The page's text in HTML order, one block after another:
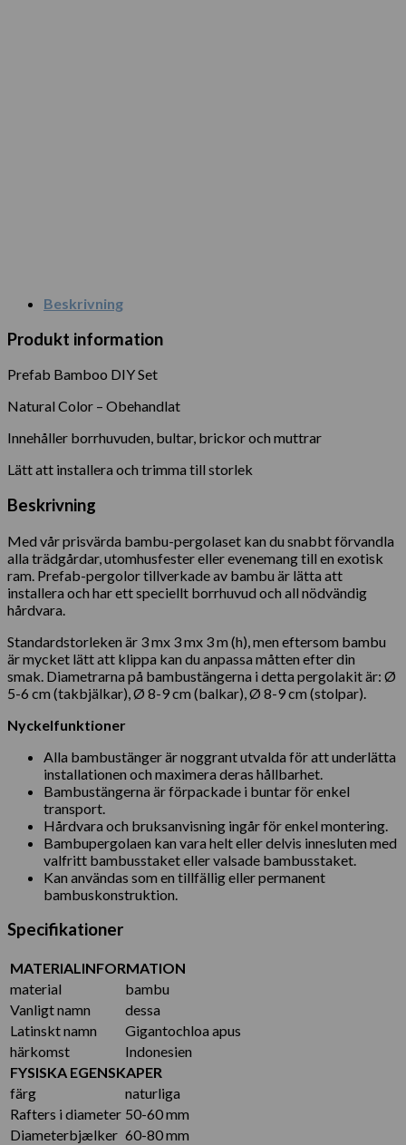
Beskrivning
Produkt information
Prefab Bamboo DIY Set
Natural Color – Obehandlat
Innehåller borrhuvuden, bultar, brickor och muttrar
Lätt att installera och trimma till storlek
Beskrivning
Med vår prisvärda bambu-pergolaset kan du snabbt förvandla
alla trädgårdar, utomhusfester eller evenemang till en exotisk
ram. Prefab-pergolor tillverkade av bambu är lätta att
installera och har ett speciellt borrhuvud och all nödvändig
hårdvara.
Standardstorleken är 3 mx 3 mx 3 m (h), men eftersom bambu
är mycket lätt att klippa kan du anpassa måtten efter din
smak. Diametrarna på bambustängerna i detta pergolakit är: Ø
5-6 cm (takbjälkar), Ø 8-9 cm (balkar), Ø 8-9 cm (stolpar).
Nyckelfunktioner
Alla bambustänger är noggrant utvalda för att underlätta
installationen och maximera deras hållbarhet.
Bambustängerna är förpackade i buntar för enkel
transport.
Hårdvara och bruksanvisning ingår för enkel montering.
Bambupergolaen kan vara helt eller delvis innesluten med
valfritt bambusstaket eller valsade bambusstaket.
Kan användas som en tillfällig eller permanent
bambuskonstruktion.
Specifikationer
MATERIALINFORMATION
material
bambu
Vanligt namn
dessa
Latinskt namn
Gigantochloa apus
härkomst
Indonesien
FYSISKA EGENSKAPER
färg
naturliga
Rafters i diameter 50-60 mm
Diameterbjælker 60-80 mm